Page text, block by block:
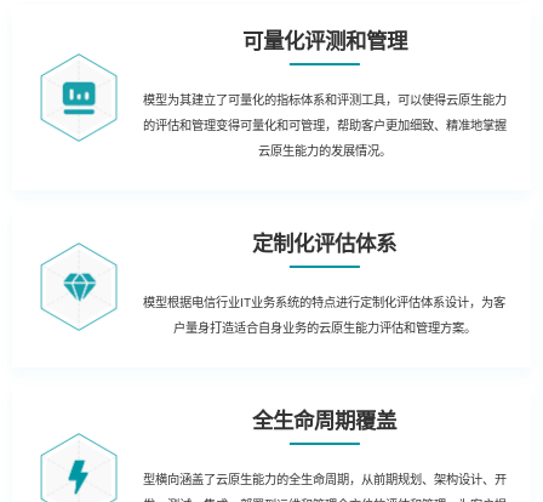
可量化评测和管理
模型为其建立了可量化的指标体系和评测工具，可以使得云原生能力
的评估和管理变得可量化和可管理，帮助客户更加细致、精准地掌握
云原生能力的发展情况。
定制化评估体系
模型根据电信行业IT业务系统的特点进行定制化评估体系设计，为客
户量身打造适合自身业务的云原生能力评估和管理方案。
全生命周期覆盖
型横向涵盖了云原生能力的全生命周期，从前期规划、架构设计、开